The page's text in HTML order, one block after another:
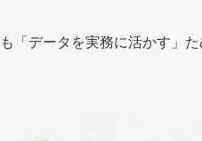
「データを実務に活かす」